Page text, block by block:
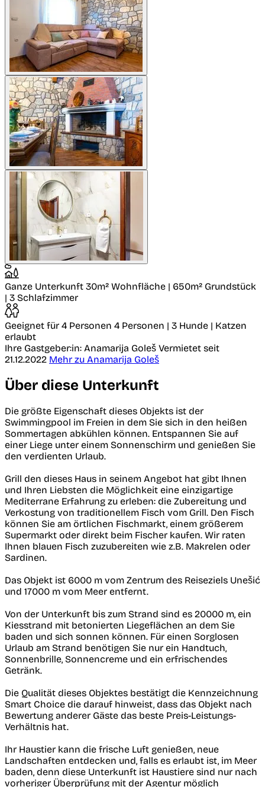
Ganze Unterkunft 30m² Wohnfläche | 650m² Grundstück
| 3 Schlafzimmer
Geeignet für 4 Personen 4 Personen | 3 Hunde | Katzen
erlaubt
Ihre Gastgeber:in: Anamarija Goleš Vermietet seit
21.12.2022 Mehr zu Anamarija Goleš
Über diese Unterkunft
Die größte Eigenschaft dieses Objekts ist der
Swimmingpool im Freien in dem Sie sich in den heißen
Sommertagen abkühlen können. Entspannen Sie auf
einer Liege unter einem Sonnenschirm und genießen Sie
den verdienten Urlaub.
Grill den dieses Haus in seinem Angebot hat gibt Ihnen
und Ihren Liebsten die Möglichkeit eine einzigartige
Mediterrane Erfahrung zu erleben: die Zubereitung und
Verkostung von traditionellem Fisch vom Grill. Den Fisch
können Sie am örtlichen Fischmarkt, einem größerem
Supermarkt oder direkt beim Fischer kaufen. Wir raten
Ihnen blauen Fisch zuzubereiten wie z.B. Makrelen oder
Sardinen.
Das Objekt ist 6000 m vom Zentrum des Reiseziels Unešić
und 17000 m vom Meer entfernt.
Von der Unterkunft bis zum Strand sind es 20000 m, ein
Kiesstrand mit betonierten Liegeflächen an dem Sie
baden und sich sonnen können. Für einen Sorglosen
Urlaub am Strand benötigen Sie nur ein Handtuch,
Sonnenbrille, Sonnencreme und ein erfrischendes
Getränk.
Die Qualität dieses Objektes bestätigt die Kennzeichnung
Smart Choice die darauf hinweist, dass das Objekt nach
Bewertung anderer Gäste das beste Preis-Leistungs-
Verhältnis hat.
Ihr Haustier kann die frische Luft genießen, neue
Landschaften entdecken und, falls es erlaubt ist, im Meer
baden, denn diese Unterkunft ist Haustiere sind nur nach
vorheriger Überprüfung mit der Agentur möglich